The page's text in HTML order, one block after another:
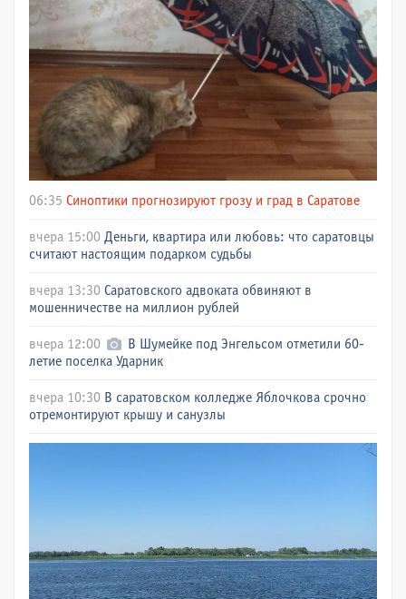
06:35 Синоптики прогнозируют грозу и град в Саратове
вчера 15:00 Деньги, квартира или любовь: что саратовцы
считают настоящим подарком судьбы
вчера 13:30 Саратовского адвоката обвиняют в
мошенничестве на миллион рублей
вчера 12:00
В Шумейке под Энгельсом отметили 60-
летие поселка Ударник
вчера 10:30 В саратовском колледже Яблочкова срочно
отремонтируют крышу и санузлы